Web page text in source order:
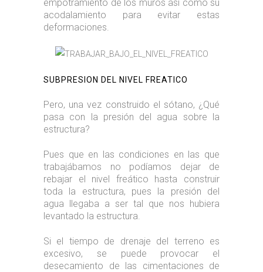
empotramiento de los muros así como su
acodalamiento para evitar estas
deformaciones.
SUBPRESION DEL NIVEL FREATICO
Pero, una vez construido el sótano, ¿Qué
pasa con la presión del agua sobre la
estructura?
Pues que en las condiciones en las que
trabajábamos no podíamos dejar de
rebajar el nivel freático hasta construir
toda la estructura, pues la presión del
agua llegaba a ser tal que nos hubiera
levantado la estructura.
Si el tiempo de drenaje del terreno es
excesivo, se puede provocar el
desecamiento de las cimentaciones de